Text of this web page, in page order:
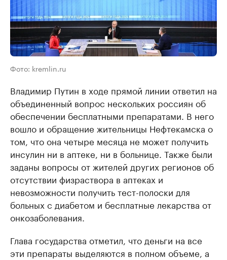
Фото: kremlin.ru
Владимир Путин в ходе прямой линии ответил на
объединенный вопрос нескольких россиян об
обеспечении бесплатными препаратами. В него
вошло и обращение жительницы Нефтекамска о
том, что она четыре месяца не может получить
инсулин ни в аптеке, ни в больнице. Также были
заданы вопросы от жителей других регионов об
отсутствии физраствора в аптеках и
невозможности получить тест-полоски для
больных с диабетом и бесплатные лекарства от
онкозаболевания.
Глава государства отметил, что деньги на все
эти препараты выделяются в полном объеме, а